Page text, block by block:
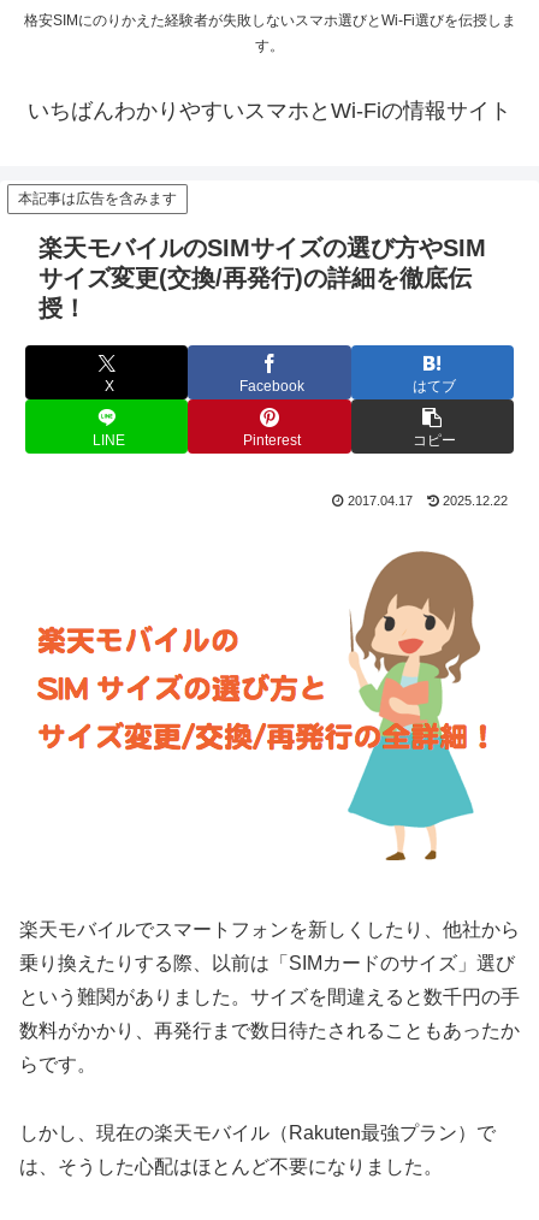
格安SIMにのりかえた経験者が失敗しないスマホ選びとWi-Fi選びを伝授しま
す。
いちばんわかりやすいスマホとWi-Fiの情報サイト
本記事は広告を含みます
楽天モバイルのSIMサイズの選び方やSIM
サイズ変更(交換/再発行)の詳細を徹底伝
授！
X Facebook はてブ
LINE Pinterest コピー
2017.04.17 2025.12.22
楽天モバイルでスマートフォンを新しくしたり、他社から
乗り換えたりする際、以前は「SIMカードのサイズ」選び
という難関がありました。サイズを間違えると数千円の手
数料がかかり、再発行まで数日待たされることもあったか
らです。
しかし、現在の楽天モバイル（Rakuten最強プラン）で
は、そうした心配はほとんど不要になりました。